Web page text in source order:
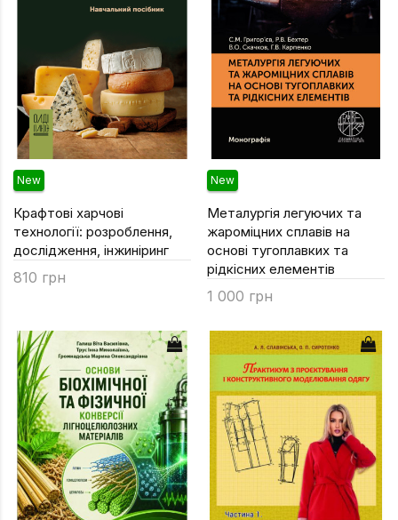
New
Крафтові харчові
технології: розроблення,
дослідження, інжиніринг
810 грн
New
Металургія легуючих та
жароміцних сплавів на
основі тугоплавких та
рідкісних елементів
1 000 грн